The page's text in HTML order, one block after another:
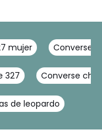
mujer Converse
327 Converse
de leopardo